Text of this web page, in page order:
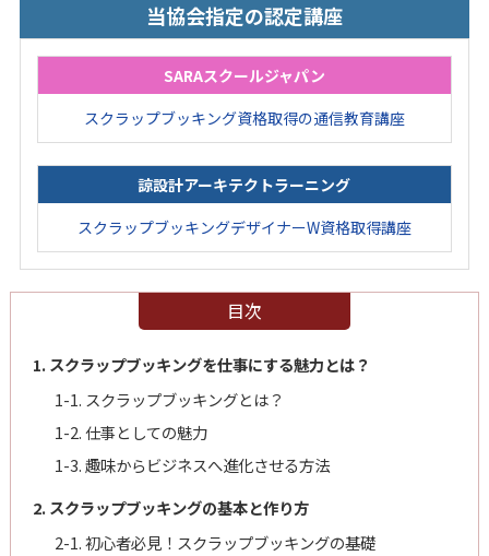
当協会指定の認定講座
SARAスクールジャパン
スクラップブッキング資格取得の通信教育講座
諒設計アーキテクトラーニング
スクラップブッキングデザイナーW資格取得講座
目次
1. スクラップブッキングを仕事にする魅力とは？
1-1. スクラップブッキングとは？
1-2. 仕事としての魅力
1-3. 趣味からビジネスへ進化させる方法
2. スクラップブッキングの基本と作り方
2-1. 初心者必見！スクラップブッキングの基礎